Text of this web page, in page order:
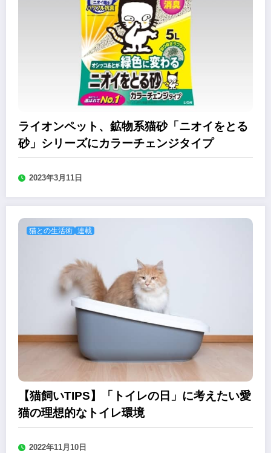
ライオンペット、鉱物系猫砂「ニオイをとる
砂」シリーズにカラーチェンジタイプ
2023年3月11日
猫との生活術 連載
【猫飼いTIPS】「トイレの日」に考えたい愛
猫の理想的なトイレ環境
2022年11月10日